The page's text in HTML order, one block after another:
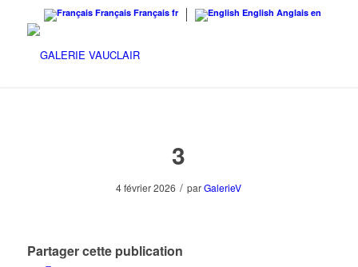
Français Français fr English Anglais en
3
4 février 2026 / parGalerieV
Partager cette publication